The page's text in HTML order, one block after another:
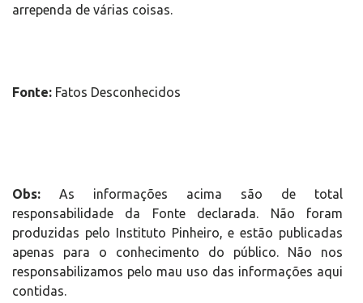
arrependa de várias coisas.
Fonte: Fatos Desconhecidos
Obs: As informações acima são de total
responsabilidade da Fonte declarada. Não foram
produzidas pelo Instituto Pinheiro, e estão publicadas
apenas para o conhecimento do público. Não nos
responsabilizamos pelo mau uso das informações aqui
contidas.